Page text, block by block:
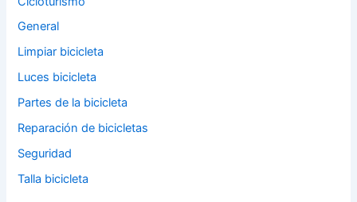
General
Limpiar bicicleta
Luces bicicleta
Partes de la bicicleta
Reparación de bicicletas
Seguridad
Talla bicicleta